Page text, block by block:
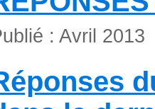
: Avril 2013